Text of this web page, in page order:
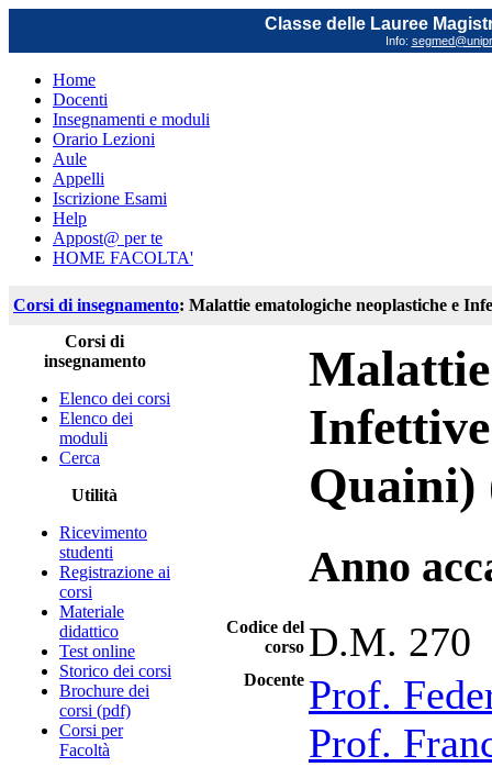
Classe delle Lauree
Info:
Home
Docenti
Insegnamenti e moduli
Orario Lezioni
Aule
Appelli
Iscrizione Esami
Help
Appost@ per te
HOME FACOLTA'
Corsi di insegnamento: Malattie ematologiche neoplastiche e
Corsi di
insegnamento
Elenco dei corsi
Elenco dei
moduli
Cerca
Utilità
Ricevimento
studenti
Registrazione ai
corsi
Materiale
didattico
Test online
Storico dei corsi
Brochure dei
corsi (pdf)
Corsi per
Facoltà
Malattie
Quaini)
Anno
Codice del
corso D.M. 270
Docente Prof.
Prof.